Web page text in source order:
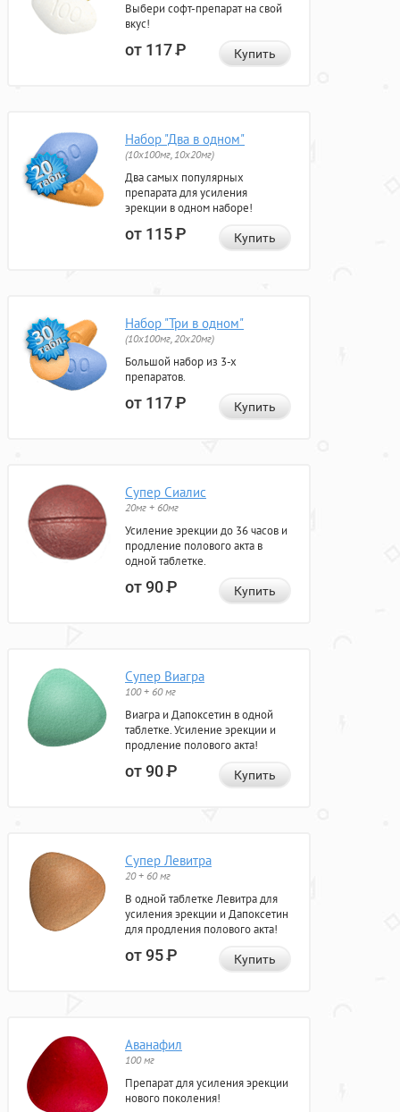
Выбери софт-препарат на свой
вкус!
от 117Р Купить
Набор "Два в одном"
(10x100мг, 10x20мг)
Два самых популярных
препарата для усиления
эрекции в одном наборе!
от 115Р Купить
Набор "Три в одном"
(10x100мг, 20x20мг)
Большой набор из 3-х
препаратов.
от 117Р Купить
Супер Сиалис
20мг + 60мг
Усиление эрекции до 36 часов и
продление полового акта в
одной таблетке.
от 90Р Купить
Супер Виагра
100 + 60 мг
Виагра и Дапоксетин в одной
таблетке. Усиление эрекции и
продление полового акта!
от 90Р Купить
Супер Левитра
20 + 60 мг
В одной таблетке Левитра для
усиления эрекции и Дапоксетин
для продления полового акта!
от 95Р Купить
Аванафил
100 мг
Препарат для усиления эрекции
нового поколения!